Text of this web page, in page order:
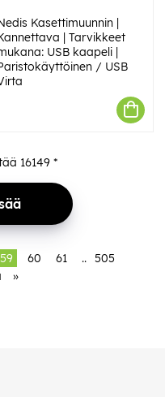
Kasettimuunnin |
| Tarvikkeet
USB kaapeli |
/ USB
16149 *
59 60 61 .. 505
»